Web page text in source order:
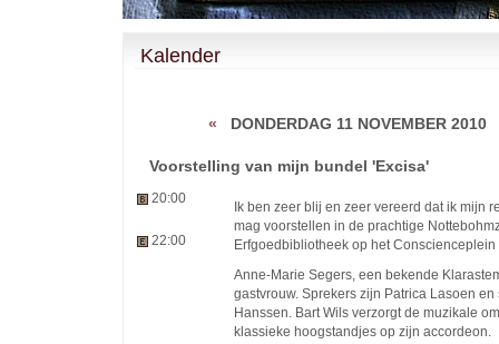
Kalender
« DONDERDAG 11 NOVEMBER 2010
Voorstelling van mijn bundel 'Excisa'
20:00
22:00
Ik ben zeer blij en zeer vereerd dat ik mijn
mag voorstellen in de prachtige
Erfgoedbibliotheek op het Conscienceplein
Anne-Marie Segers, een bekende
gastvrouw. Sprekers zijn Patrica Lasoen
Hanssen. Bart Wils verzorgt de muzikale
klassieke hoogstandjes op zijn accordeon.